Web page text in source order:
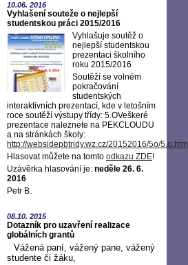
10.06. 2016
Vyhlašení souteže o nejlepší
studentskou práci 2015/2016
Vyhlašuje soutěž o
nejlepší studentskou
prezentaci školního
roku 2015/2016
Soutěží se volném
pokračování
studentských
interaktivních prezentací, kde v letošním
roce soutěží výstupy třídy: 5.OVeškeré
prezentace naleznete na PEKCLOUDU
a na stránkách školy:
http://websidepbtridy.wz.cz/20152016/5o/5.o.htm
Hlasovat můžete na tomto odkazu ZDE!
Uzávěrka hlasování je: neděle 26. 6.
2016
Petr B.
08.10. 2015
Dotazník pro uzavření realizace
globálních grantů
Vážená paní, vážený pane, vážený
studente či žáku,